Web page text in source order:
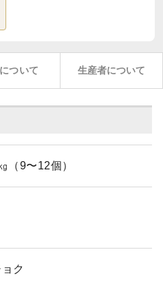
ついて 生産者について
9〜12個）
ク